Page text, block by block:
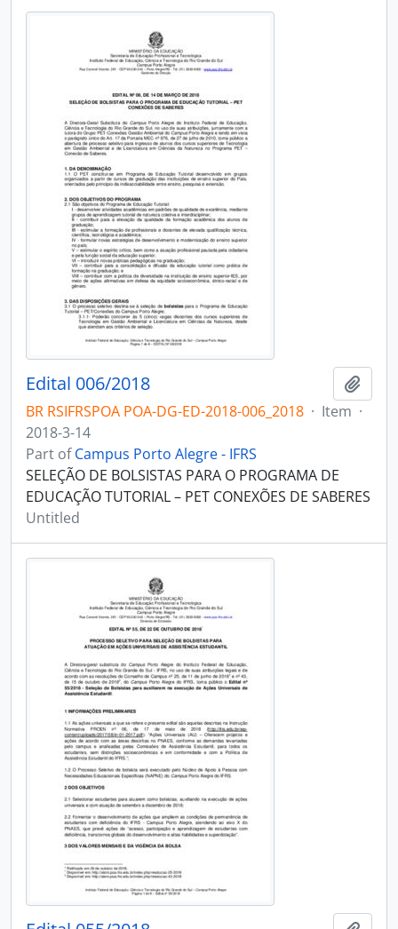
Edital 006/2018
BR RSIFRSPOA POA-DG-ED-2018-006_2018 · Item ·
2018-3-14
Part ofCampus Porto Alegre - IFRS
SELEÇÃO DE BOLSISTAS PARA O PROGRAMA DE
EDUCAÇÃO TUTORIAL – PET CONEXÕES DE SABERES
Untitled